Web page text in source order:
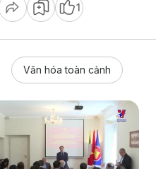
1
Văn hóa toàn cảnh